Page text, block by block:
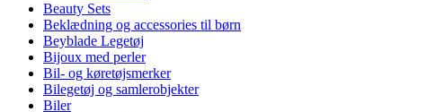
Beauty Sets
Beklædning og accessories til børn
Beyblade Legetøj
Bijoux med perler
Bil- og køretøjsmerker
Bilegetøj og samlerobjekter
Biler